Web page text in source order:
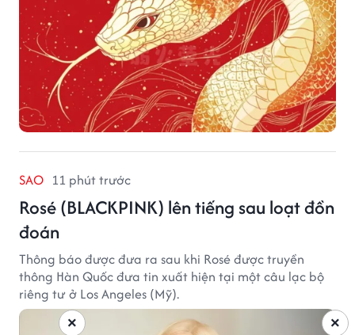
SAO 11 phút trước
Rosé (BLACKPINK) lên tiếng sau loạt đồn
đoán
Thông báo được đưa ra sau khi Rosé được truyền
thông Hàn Quốc đưa tin xuất hiện tại một câu lạc bộ
riêng tư ở Los Angeles (Mỹ).
×
×